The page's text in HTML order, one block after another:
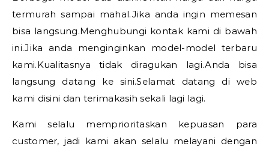
termurah sampai mahal.Jika anda ingin memesan
bisa langsung.Menghubungi kontak kami di bawah
ini.Jika anda menginginkan model-model terbaru
kami.Kualitasnya tidak diragukan lagi.Anda bisa
langsung datang ke sini.Selamat datang di web
kami disini dan terimakasih sekali lagi lagi.
Kami selalu memprioritaskan kepuasan para
customer, jadi kami akan selalu melayani dengan